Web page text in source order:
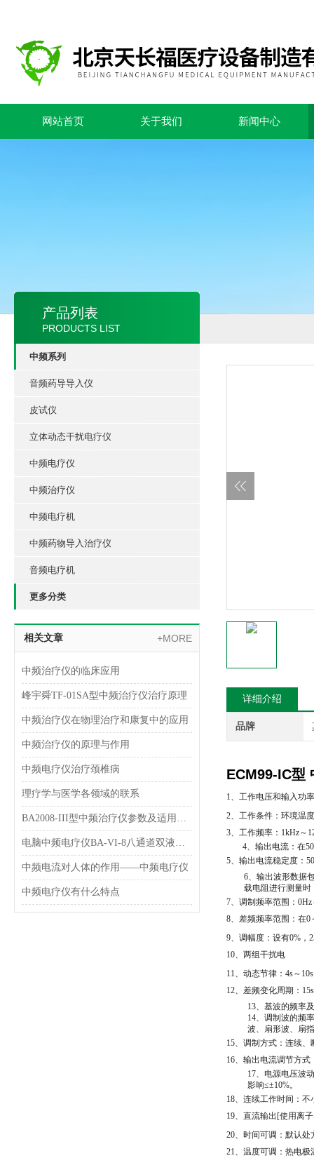
网站首页 关于我们 新闻中心
产品列表
PRODUCTS LIST
中频系列
音频药导导入仪
皮试仪
立体动态干扰电疗仪
中频电疗仪
中频治疗仪
中频电疗机
中频药物导入治疗仪
音频电疗机
更多分类
相关文章 +MORE
中频治疗仪的临床应用
峰宇舜TF-01SA型中频治疗仪治疗原理
中频治疗仪在物理治疗和康复中的应用
中频治疗仪的原理与作用
中频电疗仪治疗颈椎病
理疗学与医学各领域的联系
BA2008-III型中频治疗仪参数及适用范围和特点介绍
电脑中频电疗仪BA-VI-8八通道双液晶显示型 理疗机简介
中频电流对人体的作用——中频电疗仪
中频电疗仪有什么特点
详细介绍
品牌
ECM99-IC型
1、工作电压和输入功
2、工作条件：环境温
3、工作频率：1kHz～
4、输出电流：在
5、输出电流稳定度：
6、输出波形数据
载电阻进行测量时
7、调制频率范围：0Hz
8、差频频率范围：在0
9、调幅度：设有0%，
10、两组干扰电
11、动态节律：4s～
12、差频变化周期：
13、基波的频率
14、调制波的频
波、扇形波、扇
15、调制方式：连续
16、输出电流调节方
17、电源电压波
影响≤±10%。
18、连续工作时间：不
19、直流输出[使用离
20、时间可调：默认处
21、温度可调：热电